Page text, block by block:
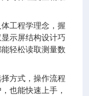
工程学理念，握
示屏结构设计巧
轻松读取测量数
方式，操作流程
也能快速上手，